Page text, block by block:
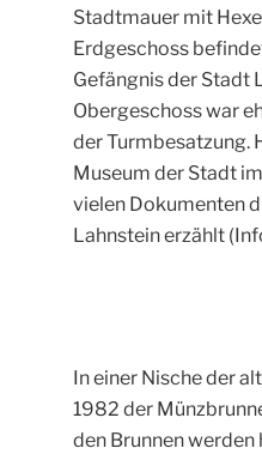
Stadtmauer mit
Erdgeschoss
Gefängnis der Stadt
Obergeschoss war
der Turmbesatzung.
Museum der Stadt
vielen Dokumenten
Lahnstein erzählt
In einer Nische der
1982 der
den Brunnen